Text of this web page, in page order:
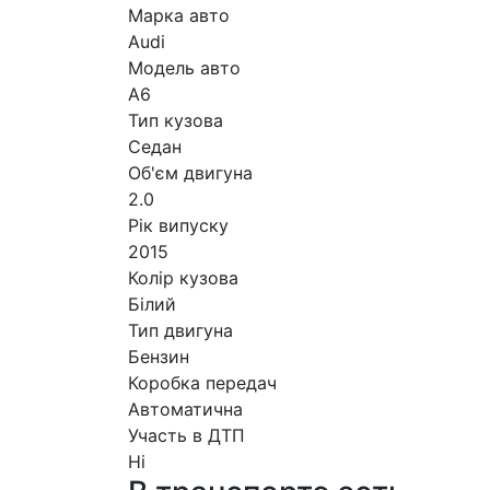
Марка авто
Audi
Модель авто
A6
Тип кузова
Седан
Об'єм двигуна
2.0
Рік випуску
2015
Колір кузова
Білий
Тип двигуна
Бензин
Коробка передач
Автоматична
Участь в ДТП
Ні